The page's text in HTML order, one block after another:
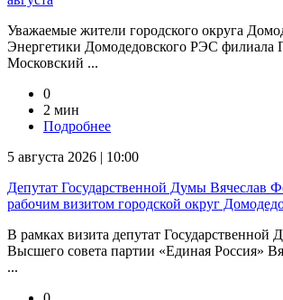
Уважаемые жители городского округа
Энергетики Домодедовского РЭС филиала
Московский ...
0
2 мин
Подробнее
5 августа 2026 | 10:00
Депутат Государственной Думы Вячеслав
рабочим визитом городской округ
В рамках визита депутат Государственной
Высшего совета партии «Единая Россия»
...